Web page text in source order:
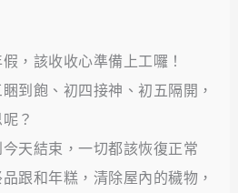
，該收收心準備上工囉！
到飽、初四接神、初五隔開，
？
天結束，一切都該恢復正常
跟和年糕，清除屋內的穢物，